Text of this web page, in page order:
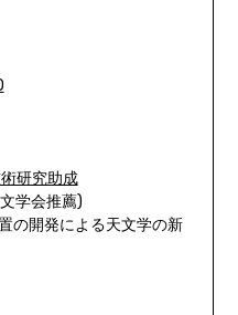
研究助成
学会推薦)
の開発による天文学の新